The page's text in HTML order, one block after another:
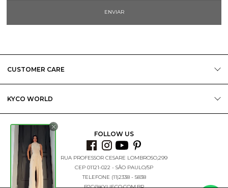
ENVIAR
CUSTOMER CARE
KYCO WORLD
RUA PROFESSOR CESARE LOMBROSO,299
CEP 01121-022 - SÃO PAULO/SP
TELEFONE (11)2338 - 5838
FOLLOW US